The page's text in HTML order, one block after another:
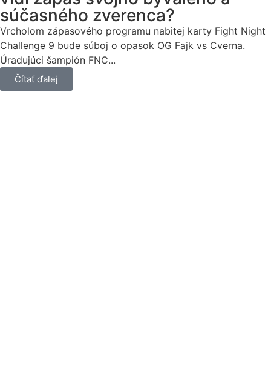
súčasného zverenca?
Vrcholom zápasového programu nabitej karty Fight Night
Challenge 9 bude súboj o opasok OG Fajk vs Cverna.
Úradujúci šampión FNC...
Čítať ďalej